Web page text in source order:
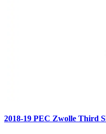
2018-19 PEC Zwolle Third